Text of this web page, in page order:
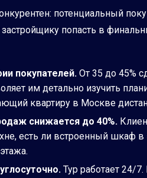
потенциальный
попасть в
покупателей. От 35 до 45%
им детально изучить
квартиру в Москве
снижается до 40%.
есть ли встроенный шкаф
Тур работает 24/